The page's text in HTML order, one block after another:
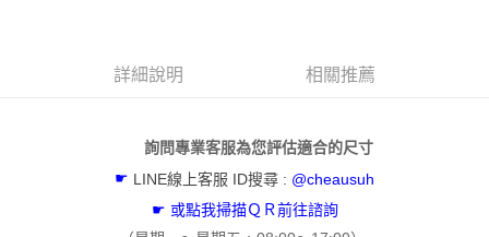
權轉讓予恩沛科技股份有限公司。
「AFTEE先享後付」，若未經同意申辦者引起之損失，本公司不負相關責
４．使用「AFTEE先享後付」時，將依據個別帳號之用戶狀況，依本公司即
時審查核予不同之上限額度；若仍有額度不足之情形，本公司將視審查結果
每筆NT$60，滿NT$500(含以上)免運費
每筆NT$60，滿NT$500(含以上)免運費
每筆NT$60，滿NT$500(含以上)免運費
詳細說明 相關推薦
詢問專業客服為您評估適合的尺寸
☛ LINE線上客服 ID搜尋 : @cheausuh
☛ 或點我掃描ＱＲ前往諮詢